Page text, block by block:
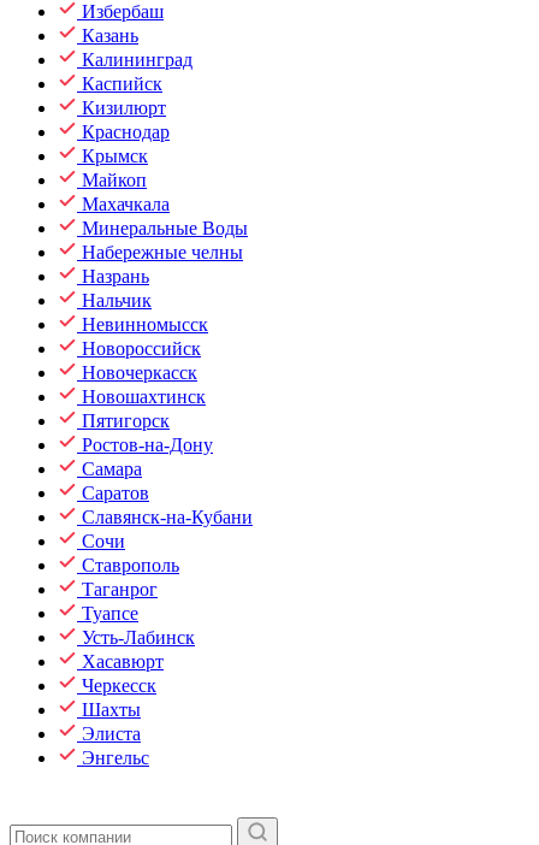
Избербаш
Казань
Калининград
Каспийск
Кизилюрт
Краснодар
Крымск
Майкоп
Махачкала
Минеральные Воды
Набережные челны
Назрань
Нальчик
Невинномысск
Новороссийск
Новочеркасск
Новошахтинск
Пятигорск
Ростов-на-Дону
Самара
Саратов
Славянск-на-Кубани
Сочи
Ставрополь
Таганрог
Туапсе
Усть-Лабинск
Хасавюрт
Черкесск
Шахты
Элиста
Энгельс